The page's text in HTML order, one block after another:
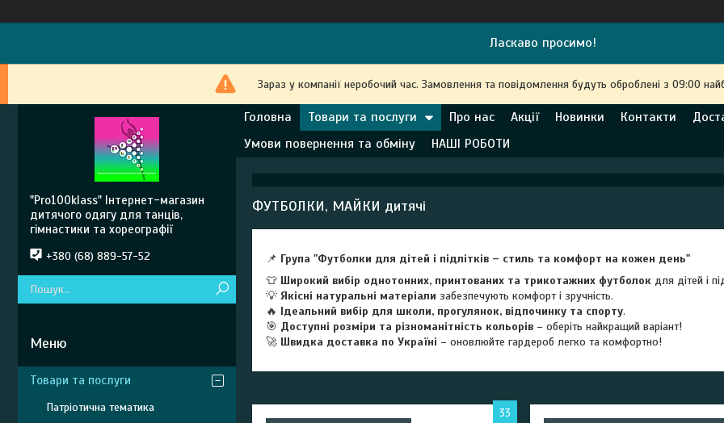
Ласкаво просимо!
Зараз у компанії неробочий час. Замовлення та повідомлення будуть оброблені з 09:00
Головна Товари та послуги Про нас Акції Новинки Контакти
Умови повернення та обміну
НАШІ РОБОТИ
ФУТБОЛКИ, МАЙКИ дитячі
📌 Група "Футболки для дітей і підлітків – стиль та комфорт на кожен день"
👕 Широкий вибір однотонних, принтованих та трикотажних футболок для дітей і
💡 Якісні натуральні матеріали забезпечують комфорт і зручність.
🔥 Ідеальний вибір для школи, прогулянок, відпочинку та спорту.
🎯 Доступні розміри та різноманітність кольорів – оберіть найкращий варіант!
🚀 Швидка доставка по Україні – оновлюйте гардероб легко та комфортно!
33
"Pro100klass" Інтернет-магазин
дитячого одягу для танців,
гімнастики та хореографії
+380 (68) 889-57-52
Товари та послуги
Патріотична тематика